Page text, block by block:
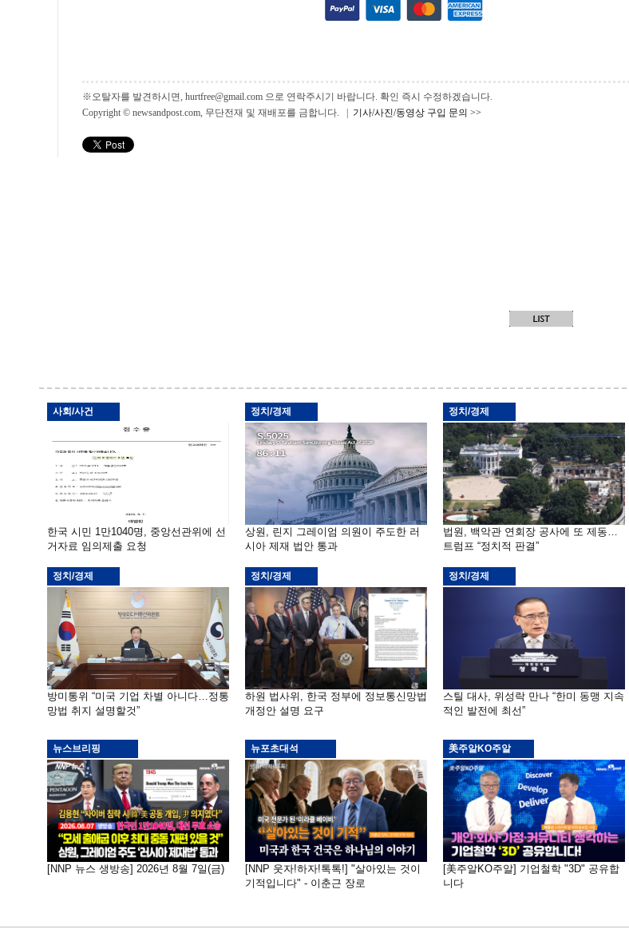
※오탈자를 발견하시면, hurtfree@gmail.com 으로 연락주시기 바랍니다. 확인 즉시 수정하겠습니다.
Copyright © newsandpost.com, 무단전재 및 재배포를 금합니다. | 기사/사진/동영상 구입 문의 >>
사회/사건
한국 시민 1만1040명, 중앙선관위에 선
거자료 임의제출 요청
정치/경제
상원, 린지 그레이엄 의원이 주도한 러
시아 제재 법안 통과
정치/경제
법원, 백악관 연회장 공사에 또 제동…
트럼프 “정치적 판결”
정치/경제
방미통위 “미국 기업 차별 아니다…정통
망법 취지 설명할것”
정치/경제
하원 법사위, 한국 정부에 정보통신망법
개정안 설명 요구
정치/경제
스틸 대사, 위성락 만나 “한미 동맹 지속
적인 발전에 최선”
뉴스브리핑
[NNP 뉴스 생방송] 2026년 8월 7일(금)
뉴포초대석
[NNP 웃자!하자!톡톡!] "살아있는 것이
기적입니다" - 이춘근 장로
美주알KO주알
[美주알KO주알] 기업철학 "3D" 공유합
니다